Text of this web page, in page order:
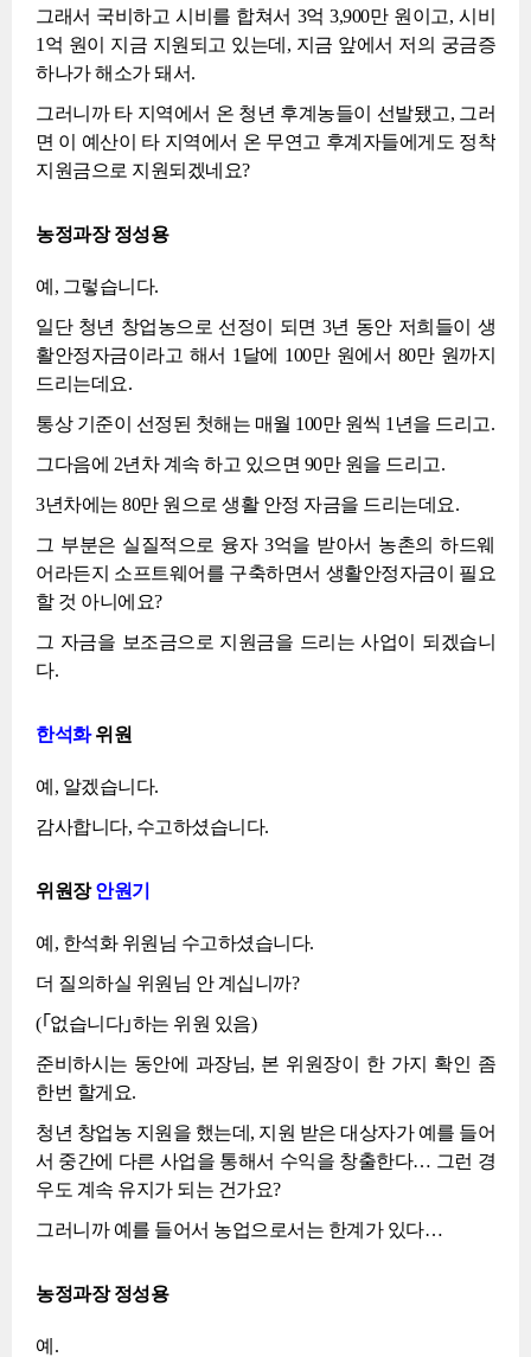
그래서 국비하고 시비를 합쳐서 3억 3,900만 원이고, 시비
1억 원이 지금 지원되고 있는데, 지금 앞에서 저의 궁금증
하나가 해소가 돼서.
그러니까 타 지역에서 온 청년 후계농들이 선발됐고, 그러
면 이 예산이 타 지역에서 온 무연고 후계자들에게도 정착
지원금으로 지원되겠네요?
농정과장 정성용
예, 그렇습니다.
일단 청년 창업농으로 선정이 되면 3년 동안 저희들이 생
활안정자금이라고 해서 1달에 100만 원에서 80만 원까지
드리는데요.
통상 기준이 선정된 첫해는 매월 100만 원씩 1년을 드리고.
그다음에 2년차 계속 하고 있으면 90만 원을 드리고.
3년차에는 80만 원으로 생활 안정 자금을 드리는데요.
그 부분은 실질적으로 융자 3억을 받아서 농촌의 하드웨
어라든지 소프트웨어를 구축하면서 생활안정자금이 필요
할 것 아니에요?
그 자금을 보조금으로 지원금을 드리는 사업이 되겠습니
다.
한석화위원
예, 알겠습니다.
감사합니다, 수고하셨습니다.
위원장안원기
예, 한석화 위원님 수고하셨습니다.
더 질의하실 위원님 안 계십니까?
(｢없습니다｣하는 위원 있음)
준비하시는 동안에 과장님, 본 위원장이 한 가지 확인 좀
한번 할게요.
청년 창업농 지원을 했는데, 지원 받은 대상자가 예를 들어
서 중간에 다른 사업을 통해서 수익을 창출한다… 그런 경
우도 계속 유지가 되는 건가요?
그러니까 예를 들어서 농업으로서는 한계가 있다…
농정과장 정성용
예.